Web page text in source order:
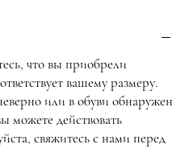
что вы приобрели
вашему размеру.
или в обуви обнаружен
можете действовать
свяжитесь с нами перед